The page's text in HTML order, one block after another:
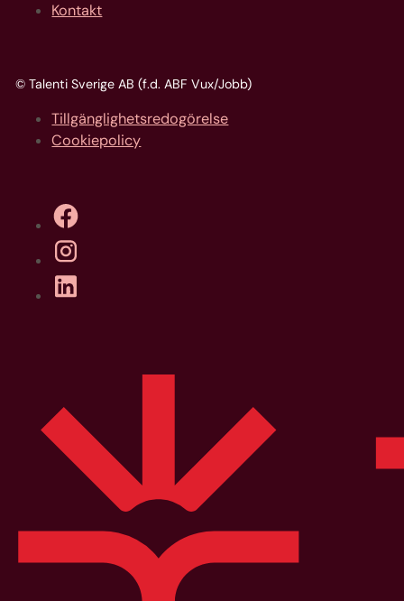
Kontakt
© Talenti Sverige AB (f.d. ABF Vux/Jobb)
Tillgänglighetsredogörelse
Cookiepolicy